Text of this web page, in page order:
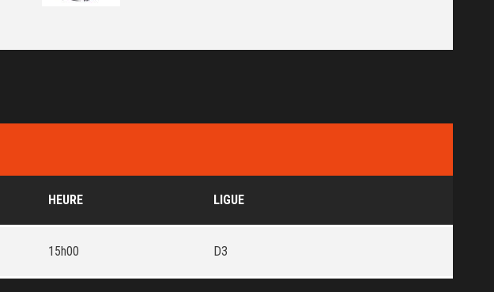
HEURE LIGUE
15h00 D3